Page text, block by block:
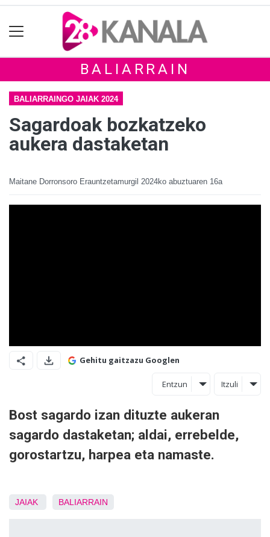
BALIARRAIN
BALIARRAINGO JAIAK 2024
Sagardoak bozkatzeko
aukera dastaketan
Maitane Dorronsoro Erauntzetamurgil 2024ko abuztuaren 16a
Gehitu gaitzazu Googlen
Entzun Itzuli
Bost sagardo izan dituzte aukeran
sagardo dastaketan; aldai, errebelde,
gorostartzu, harpea eta namaste.
JAIAK BALIARRAIN